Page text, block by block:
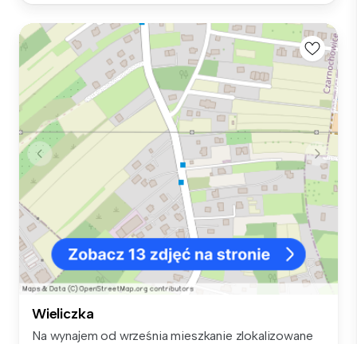
Wieliczka
Na wynajem od września mieszkanie zlokalizowane